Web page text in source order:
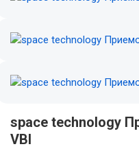
space technology
VBI